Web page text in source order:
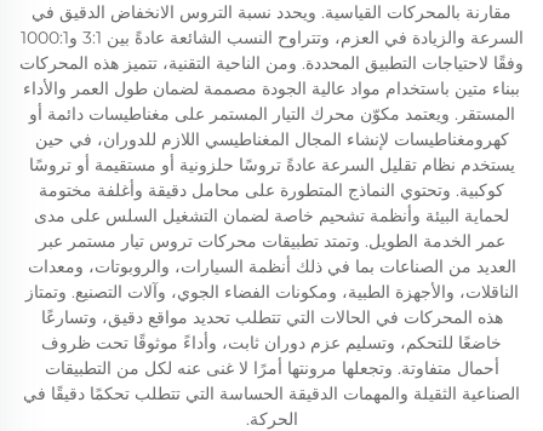
مقارنة بالمحركات القياسية. ويحدد نسبة التروس الانخفاض الدقيق في
السرعة والزيادة في العزم، وتتراوح النسب الشائعة عادةً بين 3:1 و1000:1
وفقًا لاحتياجات التطبيق المحددة. ومن الناحية التقنية، تتميز هذه المحركات
ببناء متين باستخدام مواد عالية الجودة مصممة لضمان طول العمر والأداء
المستقر. ويعتمد مكوّن محرك التيار المستمر على مغناطيسات دائمة أو
كهرومغناطيسات لإنشاء المجال المغناطيسي اللازم للدوران، في حين
يستخدم نظام تقليل السرعة عادةً تروسًا حلزونية أو مستقيمة أو تروسًا
كوكبية. وتحتوي النماذج المتطورة على محامل دقيقة وأغلفة مختومة
لحماية البيئة وأنظمة تشحيم خاصة لضمان التشغيل السلس على مدى
عمر الخدمة الطويل. وتمتد تطبيقات محركات تروس تيار مستمر عبر
العديد من الصناعات بما في ذلك أنظمة السيارات، والروبوتات، ومعدات
الناقلات، والأجهزة الطبية، ومكونات الفضاء الجوي، وآلات التصنيع. وتمتاز
هذه المحركات في الحالات التي تتطلب تحديد مواقع دقيق، وتسارعًا
خاضعًا للتحكم، وتسليم عزم دوران ثابت، وأداءً موثوقًا تحت ظروف
أحمال متفاوتة. وتجعلها مرونتها أمرًا لا غنى عنه لكل من التطبيقات
الصناعية الثقيلة والمهمات الدقيقة الحساسة التي تتطلب تحكمًا دقيقًا في
الحركة.